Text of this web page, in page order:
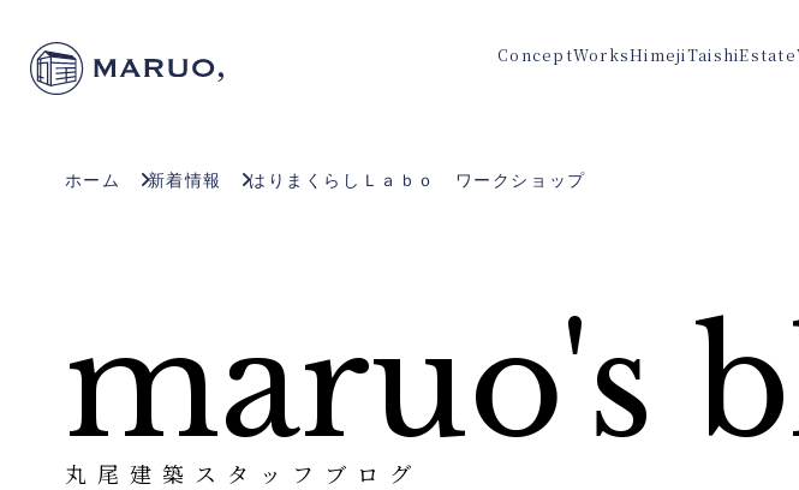
ConceptWorksHimejiTaishiEstate
ホーム 新着情報 はりまくらしＬａｂｏ ワークショップ
maruo's
丸尾建築スタッフブログ